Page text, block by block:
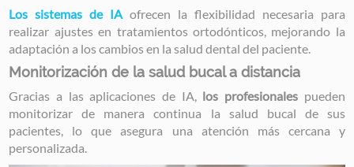
Los sistemas de IA ofrecen la flexibilidad necesaria para
realizar ajustes en tratamientos ortodónticos, mejorando la
adaptación a los cambios en la salud dental del paciente.
Monitorización de la salud bucal a distancia
Gracias a las aplicaciones de IA,los profesionales pueden
monitorizar de manera continua la salud bucal de sus
pacientes, lo que asegura una atención más cercana y
personalizada.